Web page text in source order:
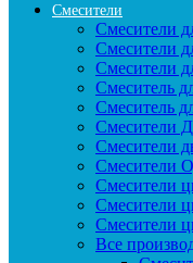
Смесители
Смесители
Смесители
Смесители
Смеситель
Смеситель
Смесители
Смесители
Смесители
Смесители
Смесители
Смесители
Все